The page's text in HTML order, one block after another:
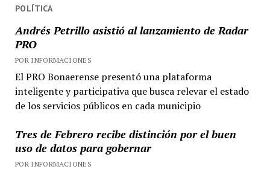
POLÍTICA
Andrés Petrillo asistió al lanzamiento de Radar
PRO
POR INFORMACIONES
El PRO Bonaerense presentó una plataforma
inteligente y participativa que busca relevar el estado
de los servicios públicos en cada municipio
Tres de Febrero recibe distinción por el buen
uso de datos para gobernar
POR INFORMACIONES